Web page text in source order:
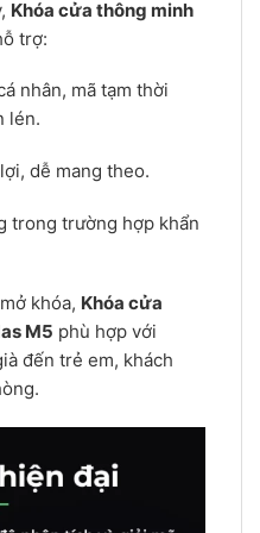
Khóa cửa thông minh
trợ:
nhân, mã tạm thời
lén.
dễ mang theo.
trong trường hợp khẩn
khóa, Khóa cửa
M5 phù hợp với
đến trẻ em, khách